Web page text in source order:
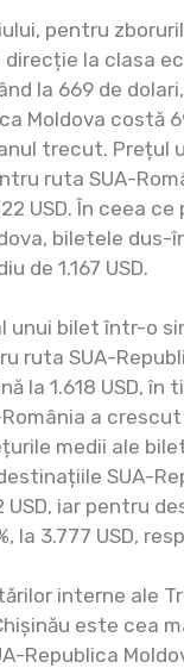
pentru
direcție la clasa
la 669 de
Moldova costă
trecut. Prețul
ruta SUA-
USD. În ceea
biletele dus-
de 1.167 USD.
unui bilet într-o
ruta SUA-
la 1.618 USD,
a
medii ale
SUA-
USD, iar pentru
la 3.777 USD,
interne ale
este cea
Republica